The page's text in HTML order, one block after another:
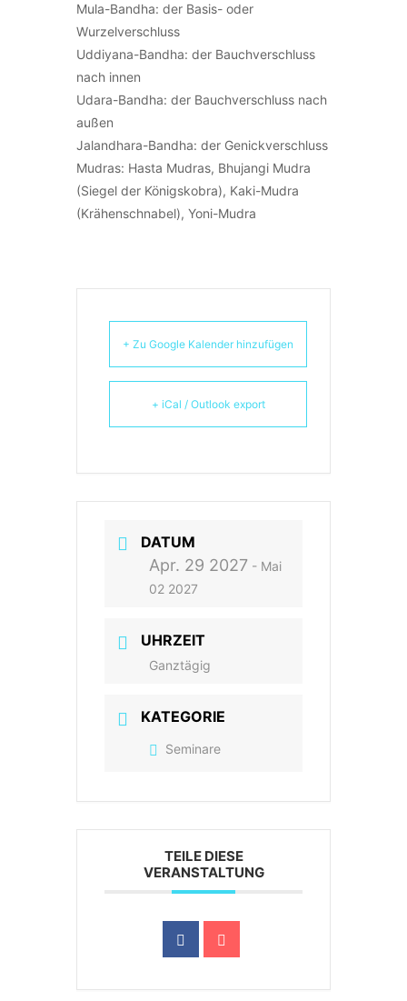
Mula-Bandha: der Basis- oder
Wurzelverschluss
Uddiyana-Bandha: der Bauchverschluss
nach innen
Udara-Bandha: der Bauchverschluss nach
außen
Jalandhara-Bandha: der Genickverschluss
Mudras: Hasta Mudras, Bhujangi Mudra
(Siegel der Königskobra), Kaki-Mudra
(Krähenschnabel), Yoni-Mudra
+ Zu Google Kalender hinzufügen
+ iCal / Outlook export
DATUM
Apr. 29 2027 - Mai
02 2027
UHRZEIT
Ganztägig
KATEGORIE
Seminare
TEILE DIESE
VERANSTALTUNG